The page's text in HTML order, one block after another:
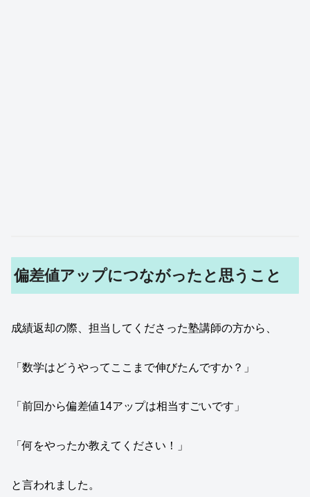
偏差値アップにつながったと思うこと
成績返却の際、担当してくださった塾講師の方から、
「数学はどうやってここまで伸びたんですか？」
「前回から偏差値14アップは相当すごいです」
「何をやったか教えてください！」
と言われました。